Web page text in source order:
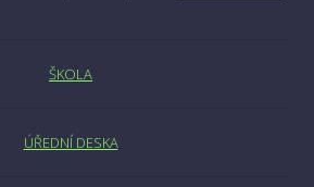
ŠKOLA
ÚŘEDNÍ DESKA